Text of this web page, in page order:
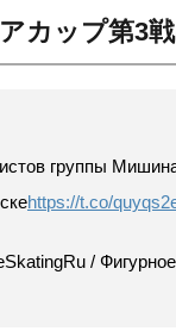
カップ第3
группы
https://t.co/
/